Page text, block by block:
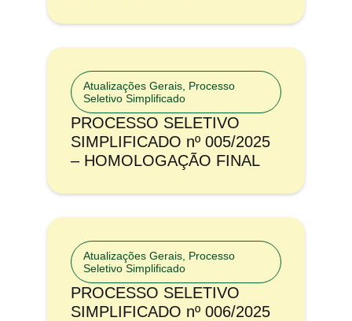
Atualizações Gerais Processo
Seletivo Simplificado
PROCESSO SELETIVO
SIMPLIFICADO nº 005/2025
– HOMOLOGAÇÃO FINAL
Atualizações Gerais Processo
Seletivo Simplificado
PROCESSO SELETIVO
SIMPLIFICADO nº 006/2025